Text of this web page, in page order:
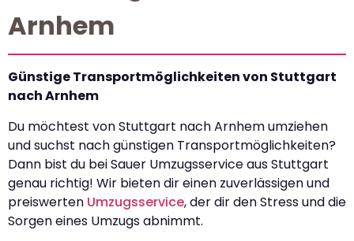
Arnhem
Günstige Transportmöglichkeiten von Stuttgart
nach Arnhem
Du möchtest von Stuttgart nach Arnhem umziehen
und suchst nach günstigen Transportmöglichkeiten?
Dann bist du bei Sauer Umzugsservice aus Stuttgart
genau richtig! Wir bieten dir einen zuverlässigen und
preiswerten Umzugsservice, der dir den Stress und die
Sorgen eines Umzugs abnimmt.